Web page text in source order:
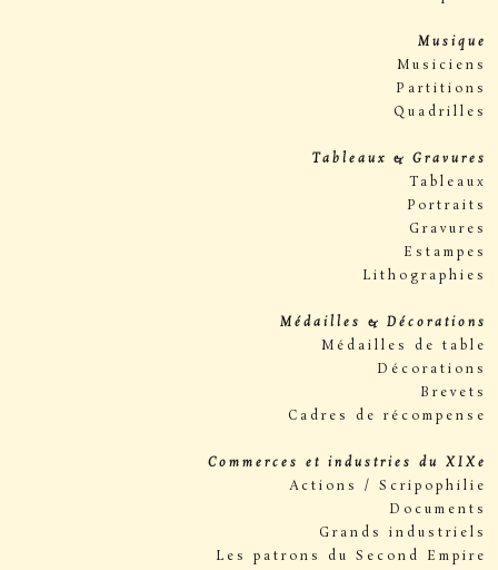
Musique
Musiciens
Partitions
Quadrilles
Tableaux & Gravures
Tableaux
Portraits
Gravures
Estampes
Lithographies
Médailles & Décorations
Médailles de table
Décorations
Brevets
Cadres de récompense
Commerces et industries du XIXe
Actions / Scripophilie
Documents
Grands industriels
Les patrons du Second Empire